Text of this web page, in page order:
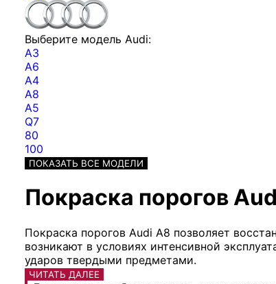
Выберите модель Audi:
A3
A6
A4
A8
A5
Q7
80
100
ПОКАЗАТЬ ВСЕ МОДЕЛИ
Покраска порогов
Покраска порогов Audi A8 позволяет
возникают в условиях интенсивной
ударов твердыми предметами.
ЧИТАТЬ ДАЛЕЕ